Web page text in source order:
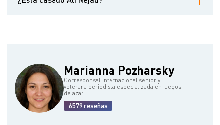
Championship, la cobertura de las World Series of Poker en
Marianna Pozharsky
Corresponsal internacional senior y
veterana periodista especializada en juegos
de azar
6579 reseñas